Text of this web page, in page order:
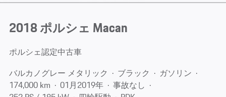
2018 ポルシェ Macan
ポルシェ認定中古車
バルカノグレー メタリック
ブラック
ガソリン
174,000 km
01月​2019年
事故なし